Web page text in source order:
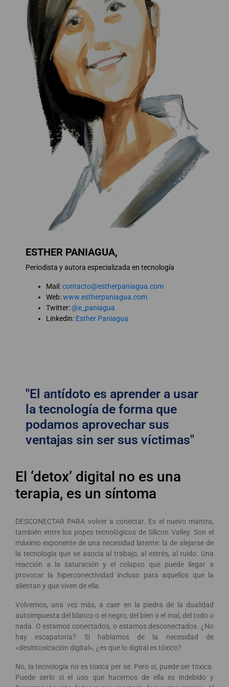
ESTHER PANIAGUA,
Periodista y autora especializada en tecnología
Mail:contacto@estherpaniagua.com
Web:www.estherpaniagua.com
Twitter:@e_paniagua
Linkedin: Esther Paniagua
"El antídoto es aprender a usar
la tecnología de forma que
podamos aprovechar sus
ventajas sin ser sus víctimas"
El ‘detox’ digital no es una
terapia, es un síntoma
DESCONECTAR PARA volver a conectar. Es el nuevo mantra,
también entre los popes tecnológicos de Silicon Valley. Son el
máximo exponente de una necesidad latente: la de alejarse de
la tecnología que se asocia al trabajo, al estrés, al ruido. Una
reacción a la saturación y el colapso que puede llegar a
provocar la hiperconectividad incluso para aquellos que la
alientan y que viven de ella.
Volvemos, una vez más, a caer en la piedra de la dualidad
autoimpuesta del blanco o el negro, del bien o el mal, del todo o
nada. O estamos conectados, o estamos desconectados. ¿No
hay escapatoria? Si hablamos de la necesidad de
«desintoxicación digital», ¿es que lo digital es tóxico?
No, la tecnología no es tóxica per se. Pero sí, puede ser tóxica.
Puede serlo si el uso que hacemos de ella es indebido y